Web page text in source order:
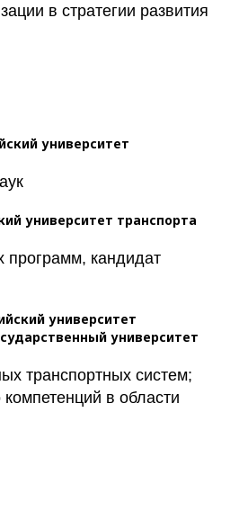
в стратегии развития
университет
университет транспорта
программ, кандидат
университет
университет
транспортных систем;
в области